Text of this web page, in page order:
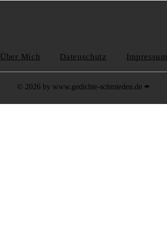
Über Mich Datenschutz Impressum
© 2026 by www.gedichte-schmieden.de ✒